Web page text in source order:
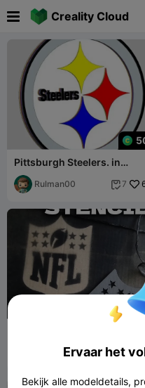
Creality Cloud
Pittsburgh Steelers. in
lagen om in kleuren te
kunnen printen
Rulman00  7
voor Game Day! 🎂✨15 12
Ervaar het
Bekijk alle modeldetails,